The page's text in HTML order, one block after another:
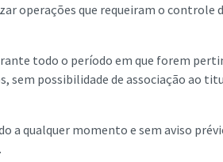
operações que requeiram o controle
todo o período em que forem
sem possibilidade de associação ao
a qualquer momento e sem aviso